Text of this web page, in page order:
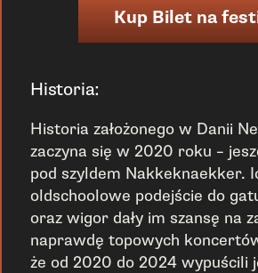
Kup Bilet na
Historia:
Historia założonego w Danii
zaczyna się w 2020 roku –
pod szyldem Nakkeknaekker.
oldschoolowe podejście do
oraz wigor dały im szansę na
naprawdę topowych
że od 2020 do 2024 wypuścili